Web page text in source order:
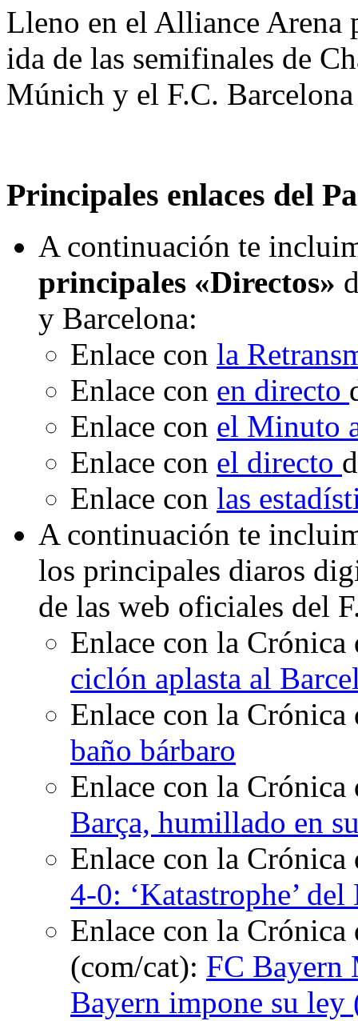
Lleno en el Alliance Arena
ida de las semifinales de
Múnich y el F.C. Barcelona
Principales enlaces del
A continuación te
principales «Directos»
y Barcelona:
Enlace con la
Enlace con en directo
Enlace con el Minuto
Enlace con el directo
Enlace con las
A continuación te
los principales diaros
de las web oficiales del
Enlace con la
ciclón aplasta al
Enlace con la
baño bárbaro
Enlace con la
Barça, humillado en
Enlace con la
4-0: ‘Katastrophe’
Enlace con la Crónica
(com/cat): FC Bayern
Bayern impone su ley